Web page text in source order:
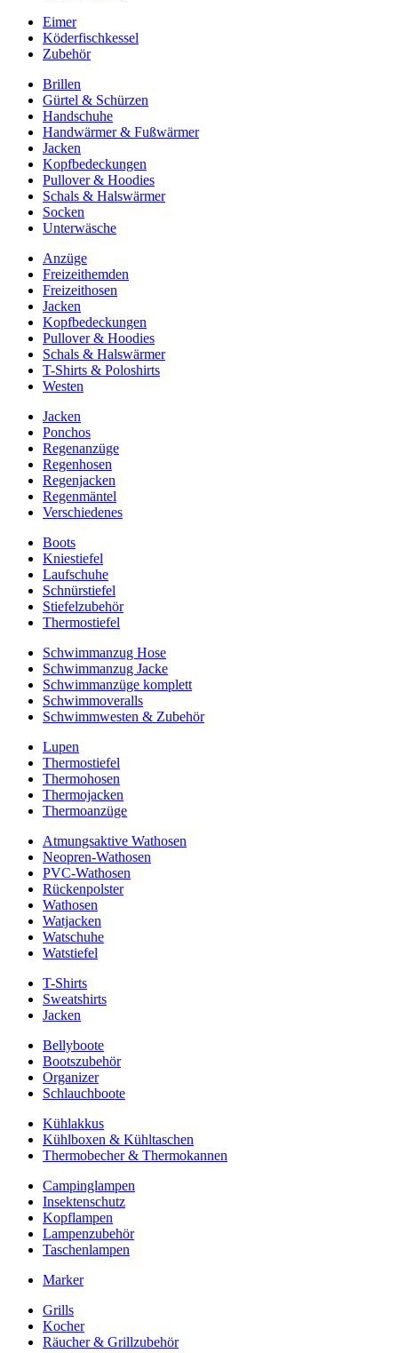
Eimer
Köderfischkessel
Zubehör
Brillen
Gürtel & Schürzen
Handschuhe
Handwärmer & Fußwärmer
Jacken
Kopfbedeckungen
Pullover & Hoodies
Schals & Halswärmer
Socken
Unterwäsche
Anzüge
Freizeithemden
Freizeithosen
Jacken
Kopfbedeckungen
Pullover & Hoodies
Schals & Halswärmer
T-Shirts & Poloshirts
Westen
Jacken
Ponchos
Regenanzüge
Regenhosen
Regenjacken
Regenmäntel
Verschiedenes
Boots
Kniestiefel
Laufschuhe
Schnürstiefel
Stiefelzubehör
Thermostiefel
Schwimmanzug Hose
Schwimmanzug Jacke
Schwimmanzüge komplett
Schwimmoveralls
Schwimmwesten & Zubehör
Lupen
Thermostiefel
Thermohosen
Thermojacken
Thermoanzüge
Atmungsaktive Wathosen
Neopren-Wathosen
PVC-Wathosen
Rückenpolster
Wathosen
Watjacken
Watschuhe
Watstiefel
T-Shirts
Sweatshirts
Jacken
Bellyboote
Bootszubehör
Organizer
Schlauchboote
Kühlakkus
Kühlboxen & Kühltaschen
Thermobecher & Thermokannen
Campinglampen
Insektenschutz
Kopflampen
Lampenzubehör
Taschenlampen
Marker
Grills
Kocher
Räucher & Grillzubehör